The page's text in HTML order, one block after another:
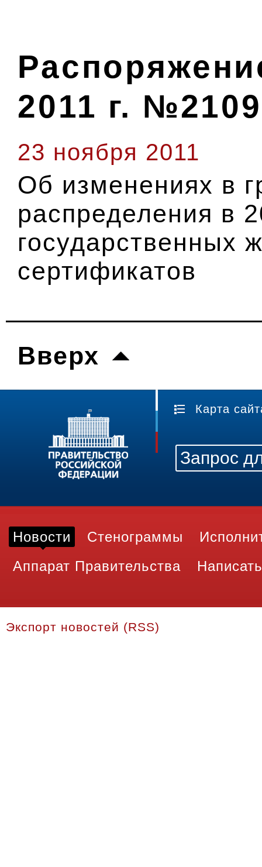
2011 г.
23 ноября 2011
Об изменениях в
распределения в
государственных
сертификатов
Вверх
Карта
Новости Стенограммы
Аппарат Правительства
Экспорт новостей (RSS)